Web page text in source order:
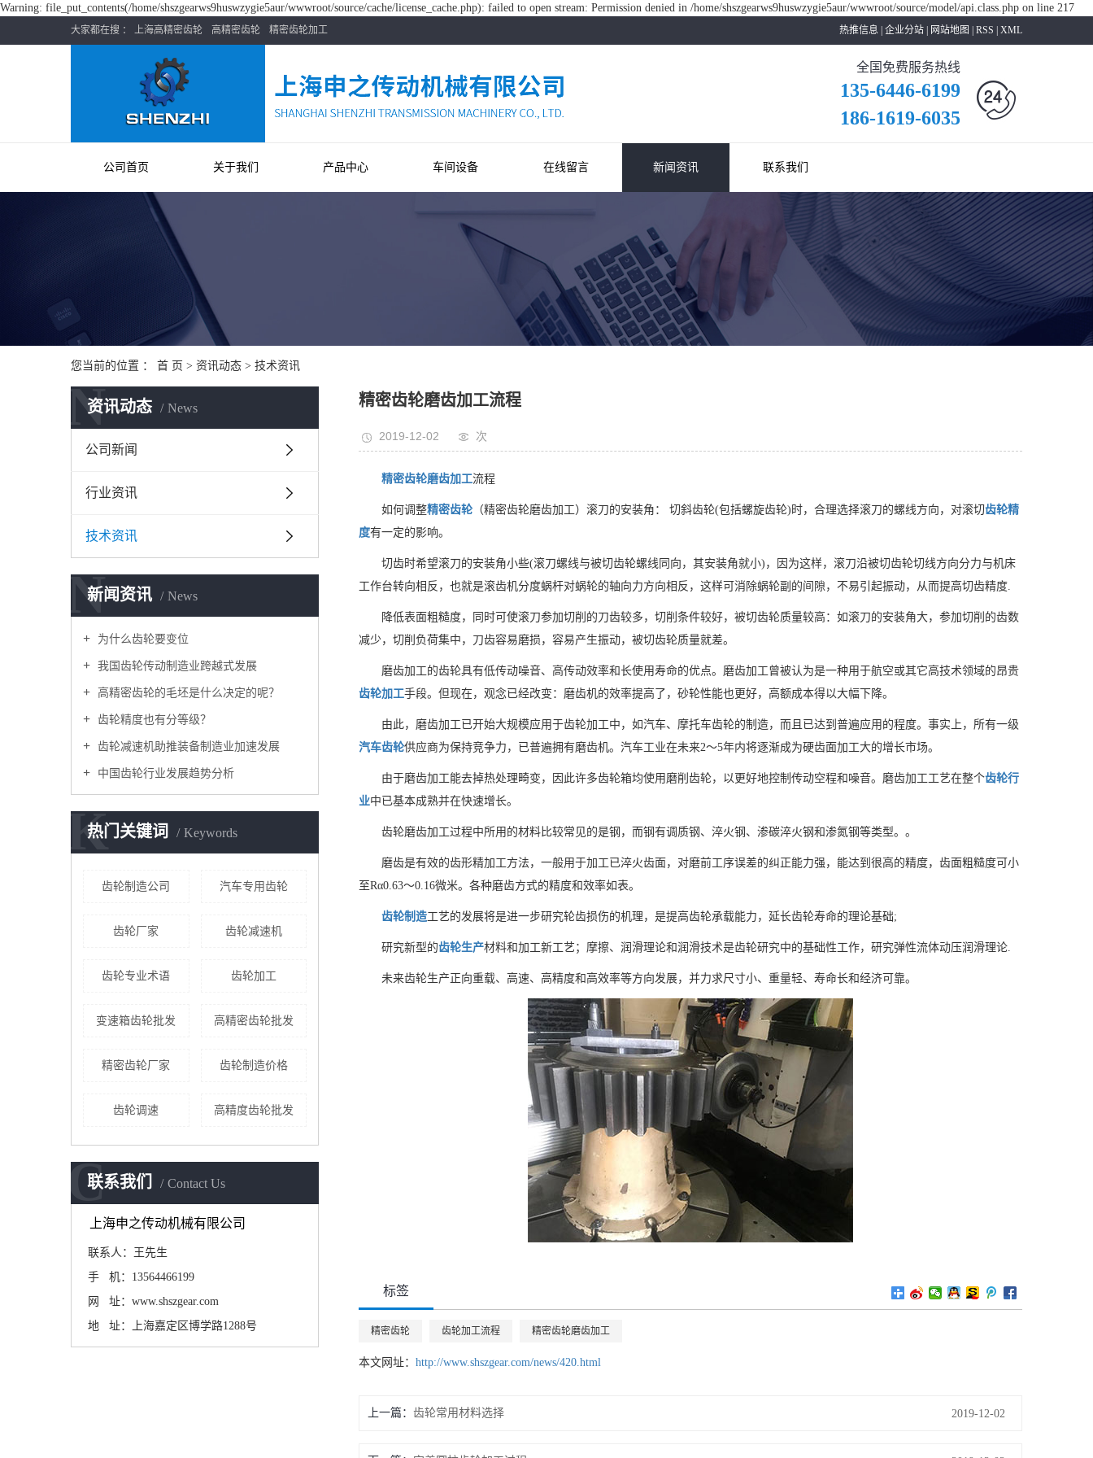
Warning: file_put_contents(/home/shszgearws9huswzygie5aur/wwwroot/source/cache/license_cache.php): failed to open stream: Permission denied in /home/shszgearws9huswzygie5aur/wwwroot/source/model/api.class.php on line 217
大家都在搜 ： 上海高精密齿轮 高精密齿轮 精密齿轮加工 热推信息 企业分站 网站地图 RSS XML
全国免费服务热线
135-6446-6199
186-1619-6035
公司首页 关于我们 产品中心 车间设备 在线留言 新闻资讯 联系我们
您当前的位置 ： 首 页 > 资讯动态 > 技术资讯
资讯动态 News
N
公司新闻
行业资讯
技术资讯
新闻资讯 News
N
为什么齿轮要变位
我国齿轮传动制造业跨越式发展
高精密齿轮的毛坯是什么决定的呢？
齿轮精度也有分等级？
齿轮减速机助推装备制造业加速发展
中国齿轮行业发展趋势分析
热门关键词 Keywords
K
齿轮制造公司 汽车专用齿轮
齿轮厂家 齿轮减速机
齿轮专业术语 齿轮加工
变速箱齿轮批发 高精密齿轮批发
精密齿轮厂家 齿轮制造价格
齿轮调速 高精度齿轮批发
联系我们 Contact Us
C
上海申之传动机械有限公司
联系人：王先生
手 机：13564466199
网 址：www.shszgear.com
地 址：上海嘉定区博学路1288号
精密齿轮磨齿加工流程
2019-12-02 次
精密齿轮磨齿加工流程
如何调整精密齿轮（精密齿轮磨齿加工）滚刀的安装角： 切斜齿轮(包括螺旋齿轮)时，合理选择滚刀的螺线方向，对滚切齿轮精
度有一定的影响。
切齿时希望滚刀的安装角小些(滚刀螺线与被切齿轮螺线同向，其安装角就小)，因为这样，滚刀沿被切齿轮切线方向分力与机床
工作台转向相反，也就是滚齿机分度蜗杆对蜗轮的轴向力方向相反，这样可消除蜗轮副的间隙，不易引起振动，从而提高切齿精度.
降低表面粗糙度，同时可使滚刀参加切削的刀齿较多，切削条件较好，被切齿轮质量较高：如滚刀的安装角大，参加切削的齿数
减少，切削负荷集中，刀齿容易磨损，容易产生振动，被切齿轮质量就差。
磨齿加工的齿轮具有低传动噪音、高传动效率和长使用寿命的优点。磨齿加工曾被认为是一种用于航空或其它高技术领域的昂贵
齿轮加工手段。但现在，观念已经改变：磨齿机的效率提高了，砂轮性能也更好，高额成本得以大幅下降。
由此，磨齿加工已开始大规模应用于齿轮加工中，如汽车、摩托车齿轮的制造，而且已达到普遍应用的程度。事实上，所有一级
汽车齿轮供应商为保持竞争力，已普遍拥有磨齿机。汽车工业在未来2～5年内将逐渐成为硬齿面加工大的增长市场。
由于磨齿加工能去掉热处理畸变，因此许多齿轮箱均使用磨削齿轮，以更好地控制传动空程和噪音。磨齿加工工艺在整个齿轮行
业中已基本成熟并在快速增长。
齿轮磨齿加工过程中所用的材料比较常见的是钢，而钢有调质钢、淬火钢、渗碳淬火钢和渗氮钢等类型。。
磨齿是有效的齿形精加工方法，一般用于加工已淬火齿面，对磨前工序误差的纠正能力强，能达到很高的精度，齿面粗糙度可小
至Rα0.63～0.16微米。各种磨齿方式的精度和效率如表。
齿轮制造工艺的发展将是进一步研究轮齿损伤的机理，是提高齿轮承载能力，延长齿轮寿命的理论基础;
研究新型的齿轮生产材料和加工新工艺；摩擦、润滑理论和润滑技术是齿轮研究中的基础性工作，研究弹性流体动压润滑理论.
未来齿轮生产正向重载、高速、高精度和高效率等方向发展，并力求尺寸小、重量轻、寿命长和经济可靠。
标签
精密齿轮 齿轮加工流程 精密齿轮磨齿加工
本文网址： http://www.shszgear.com/news/420.html
上一篇 齿轮常用材料选择 2019-12-02